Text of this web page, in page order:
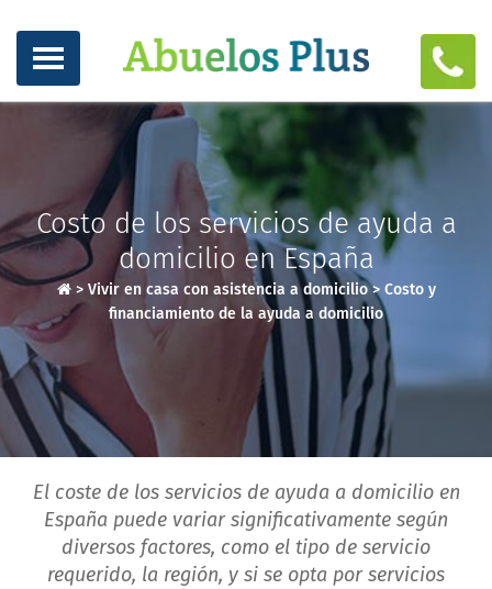
Costo de los servicios de ayuda a
domicilio en España
> Vivir en casa con asistencia a domicilio> Costo y
financiamiento de la ayuda a domicilio
El coste de los servicios de ayuda a domicilio en
España puede variar significativamente según
diversos factores, como el tipo de servicio
requerido, la región, y si se opta por servicios